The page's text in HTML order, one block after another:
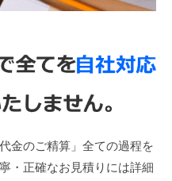
金のご精算」全ての過程を
・正確なお見積りには詳細